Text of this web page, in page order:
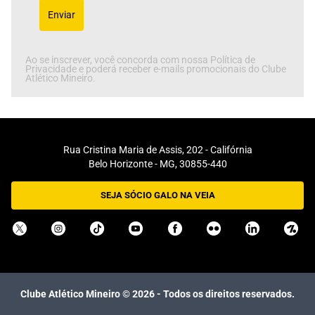
Enviar
Ao se inscrever, você concorda com nossa Política de
Privacidade e poderá receber e-mails promocionais do Clube
Atlético Mineiro.
Rua Cristina Maria de Assis, 202 - Califórnia
Belo Horizonte - MG, 30855-440
SEJA SÓCIO GALO NA VEIA
Clube Atlético Mineiro ©2026- Todos os direitos reservados.